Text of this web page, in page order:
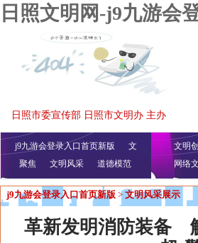
日照文明网-j9九游会
日照市委宣传部 日照市文明办 主办
j9九游会登录入口首页新版
文
明播报
公益视频
聚焦 文明风采 道德模范
文明
网络
j9九游会登录入口首页新版 > 文明风采展示
革新发明消防装备